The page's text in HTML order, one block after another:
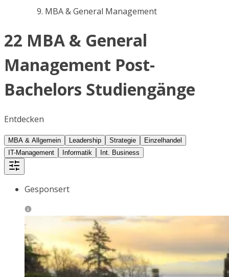
MBA & General Management
22 MBA & General
Management Post-
Bachelors Studiengänge
Entdecken
MBA & Allgemein Leadership Strategie
Einzelhandel
IT-Management
Informatik Int. Business
Gesponsert